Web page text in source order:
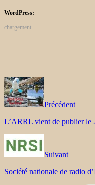
WordPress:
chargement…
Précédent
L’ARRL vient de publier
Suivant
Société nationale de radio